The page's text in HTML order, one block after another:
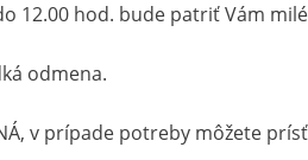
12.00 hod. bude patriť Vám milé
odmena.
v prípade potreby môžete prísť